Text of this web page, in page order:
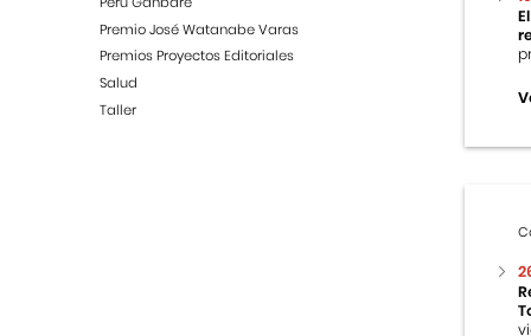
Premio José Watanabe Varas
Premios Proyectos Editoriales
Salud
Taller